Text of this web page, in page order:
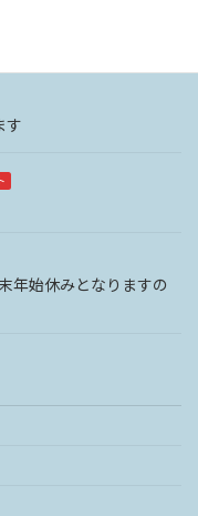
す
年始休みとなりますの